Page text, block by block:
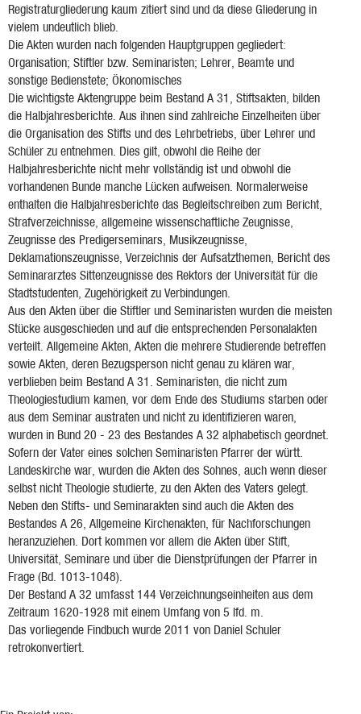
Registraturgliederung kaum zitiert sind und da diese Gliederung in
vielem undeutlich blieb.
Die Akten wurden nach folgenden Hauptgruppen gegliedert:
Organisation; Stiftler bzw. Seminaristen; Lehrer, Beamte und
sonstige Bedienstete; Ökonomisches
Die wichtigste Aktengruppe beim Bestand A 31, Stiftsakten, bilden
die Halbjahresberichte. Aus ihnen sind zahlreiche Einzelheiten über
die Organisation des Stifts und des Lehrbetriebs, über Lehrer und
Schüler zu entnehmen. Dies gilt, obwohl die Reihe der
Halbjahresberichte nicht mehr vollständig ist und obwohl die
vorhandenen Bunde manche Lücken aufweisen. Normalerweise
enthalten die Halbjahresberichte das Begleitschreiben zum Bericht,
Strafverzeichnisse, allgemeine wissenschaftliche Zeugnisse,
Zeugnisse des Predigerseminars, Musikzeugnisse,
Deklamationszeugnisse, Verzeichnis der Aufsatzthemen, Bericht des
Seminararztes Sittenzeugnisse des Rektors der Universität für die
Stadtstudenten, Zugehörigkeit zu Verbindungen.
Aus den Akten über die Stiftler und Seminaristen wurden die meisten
Stücke ausgeschieden und auf die entsprechenden Personalakten
verteilt. Allgemeine Akten, Akten die mehrere Studierende betreffen
sowie Akten, deren Bezugsperson nicht genau zu klären war,
verblieben beim Bestand A 31. Seminaristen, die nicht zum
Theologiestudium kamen, vor dem Ende des Studiums starben oder
aus dem Seminar austraten und nicht zu identifizieren waren,
wurden in Bund 20 - 23 des Bestandes A 32 alphabetisch geordnet.
Sofern der Vater eines solchen Seminaristen Pfarrer der württ.
Landeskirche war, wurden die Akten des Sohnes, auch wenn dieser
selbst nicht Theologie studierte, zu den Akten des Vaters gelegt.
Neben den Stifts- und Seminarakten sind auch die Akten des
Bestandes A 26, Allgemeine Kirchenakten, für Nachforschungen
heranzuziehen. Dort kommen vor allem die Akten über Stift,
Universität, Seminare und über die Dienstprüfungen der Pfarrer in
Frage (Bd. 1013-1048).
Der Bestand A 32 umfasst 144 Verzeichnungseinheiten aus dem
Zeitraum 1620-1928 mit einem Umfang von 5 lfd. m.
Das vorliegende Findbuch wurde 2011 von Daniel Schuler
retrokonvertiert.